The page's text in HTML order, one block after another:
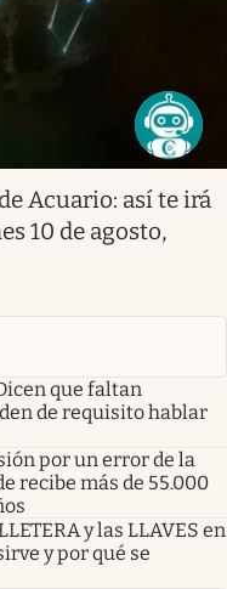
Acuario: así te irá
10 de agosto,
que faltan
de requisito hablar
por un error de la
recibe más de 55.000
y las LLAVES en
y por qué se